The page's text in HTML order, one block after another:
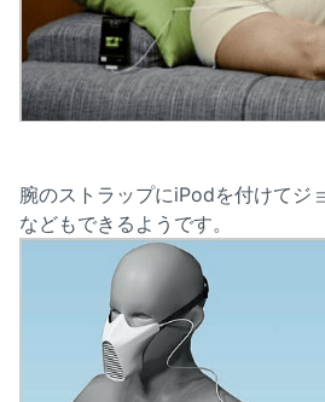
腕のストラップにiPodを付けてジ
などもできるようです。